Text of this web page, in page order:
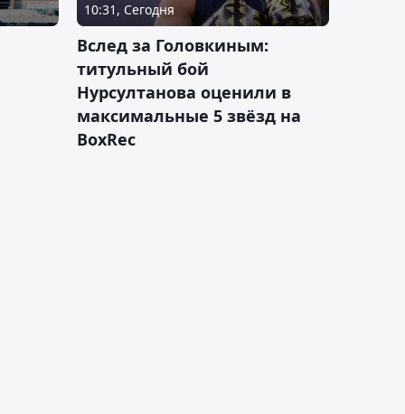
10:31, Сегодня
Вслед за Головкиным:
титульный бой
Нурсултанова оценили в
максимальные 5 звёзд на
BoxRec